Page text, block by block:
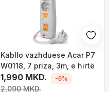
Kabllo vazhduese Acar P7
W0118, 7 priza, 3m, e hirtë
1,990 MKD.
2,090 MKD.
-5%